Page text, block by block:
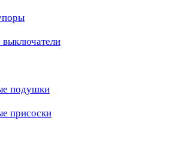
подушки
присоски